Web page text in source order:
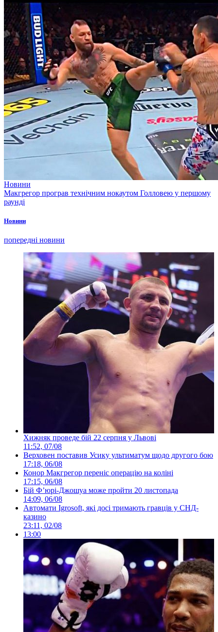
Новини
Макгрегор програв технічним нокаутом Голловею у першому
раунді
Новини
попередні новини
Хижняк проведе бій 22 серпня у Львові
11:52, 07/08
Верховен поставив Усику ультиматум щодо другого бою
17:18, 06/08
Конор Макгрегор переніс операцію на коліні
17:15, 06/08
Бій Ф’юрі-Джошуа може пройти 20 листопада
14:09, 06/08
Автомати Igrosoft, які досі тримають гравців у СНД-
казино
23:11, 02/08
13:00